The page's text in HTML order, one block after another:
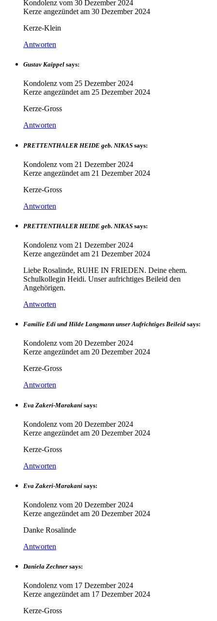
Kondolenz vom 30 Dezember 2024
Kerze angezündet am 30 Dezember 2024
Kerze-Klein
Antworten
Gustav Kaippel says:
Kondolenz vom 25 Dezember 2024
Kerze angezündet am 25 Dezember 2024
Kerze-Gross
Antworten
PRETTENTHALER HEIDE geb. NIKAS says:
Kondolenz vom 21 Dezember 2024
Kerze angezündet am 21 Dezember 2024
Kerze-Gross
Antworten
PRETTENTHALER HEIDE geb. NIKAS says:
Kondolenz vom 21 Dezember 2024
Kerze angezündet am 21 Dezember 2024
Liebe Rosalinde, RUHE IN FRIEDEN. Deine ehem.
Schulkollegin Heidi. Unser aufrichtiges Beileid den
Angehörigen.
Antworten
Familie Edi und Hilde Langmann unser Aufrichtiges Beileid says:
Kondolenz vom 20 Dezember 2024
Kerze angezündet am 20 Dezember 2024
Kerze-Gross
Antworten
Eva Zakeri-Marakani says:
Kondolenz vom 20 Dezember 2024
Kerze angezündet am 20 Dezember 2024
Kerze-Gross
Antworten
Eva Zakeri-Marakani says:
Kondolenz vom 20 Dezember 2024
Kerze angezündet am 20 Dezember 2024
Danke Rosalinde
Antworten
Daniela Zechner says:
Kondolenz vom 17 Dezember 2024
Kerze angezündet am 17 Dezember 2024
Kerze-Gross